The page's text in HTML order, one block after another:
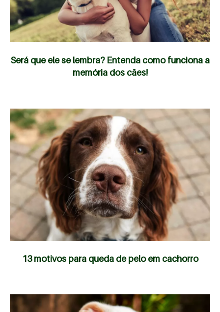
Será que ele se lembra? Entenda como funciona a
memória dos cães!
13 motivos para queda de pelo em cachorro